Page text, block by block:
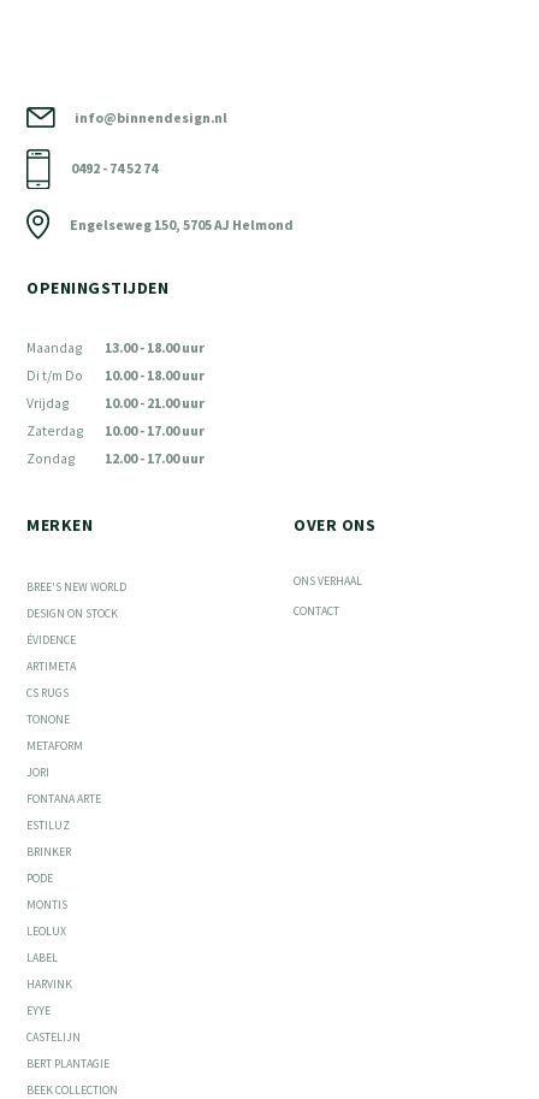
info@binnendesign.nl
0492 - 74 52 74
Engelseweg 150, 5705 AJ Helmond
OPENINGSTIJDEN
Maandag
Di t/m Do
Vrijdag
Zaterdag
Zondag
13.00 - 18.00 uur
10.00 - 18.00 uur
10.00 - 21.00 uur
10.00 - 17.00 uur
12.00 - 17.00 uur
MERKEN
BREE'S NEW WORLD
DESIGN ON STOCK
ÉVIDENCE
ARTIMETA
CS RUGS
TONONE
METAFORM
JORI
FONTANA ARTE
ESTILUZ
BRINKER
PODE
MONTIS
LEOLUX
LABEL
HARVINK
EYYE
CASTELIJN
BERT PLANTAGIE
BEEK COLLECTION
OVER ONS
ONS VERHAAL
CONTACT